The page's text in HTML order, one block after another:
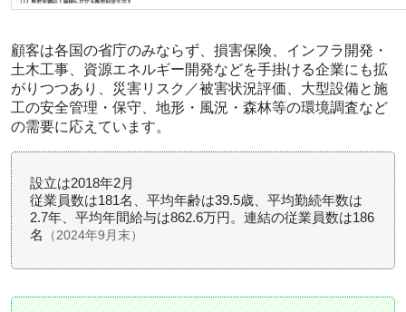
顧客は各国の省庁のみならず、損害保険、インフラ開発・
土木工事、資源エネルギー開発などを手掛ける企業にも拡
がりつつあり、災害リスク／被害状況評価、大型設備と施
工の安全管理・保守、地形・風況・森林等の環境調査など
の需要に応えています。
設立は2018年2月
従業員数は181名、平均年齢は39.5歳、平均勤続年数は
2.7年、平均年間給与は862.6万円。連結の従業員数は186
名
（2024年9月末）